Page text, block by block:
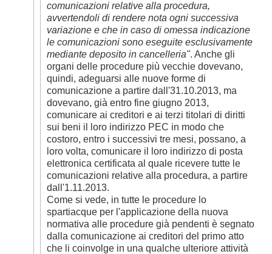
comunicazioni relative alla procedura,
avvertendoli di rendere nota ogni successiva
variazione e che in caso di omessa indicazione
le comunicazioni sono eseguite esclusivamente
mediante deposito in cancelleria". Anche gli
organi delle procedure più vecchie dovevano,
quindi, adeguarsi alle nuove forme di
comunicazione a partire dall'31.10.2013, ma
dovevano, già entro fine giugno 2013,
comunicare ai creditori e ai terzi titolari di diritti
sui beni il loro indirizzo PEC in modo che
costoro, entro i successivi tre mesi, possano, a
loro volta, comunicare il loro indirizzo di posta
elettronica certificata al quale ricevere tutte le
comunicazioni relative alla procedura, a partire
dall'1.11.2013.
Come si vede, in tutte le procedure lo
spartiacque per l'applicazione della nuova
normativa alle procedure già pendenti è segnato
dalla comunicazione ai creditori del primo atto
che li coinvolge in una qualche ulteriore attività